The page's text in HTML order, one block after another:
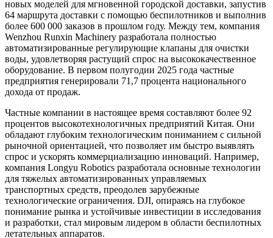
новых моделей для мгновенной городской доставки, запустив
64 маршрута доставки с помощью беспилотников и выполнив
более 600 000 заказов в прошлом году. Между тем, компания
Wenzhou Runxin Machinery разработала полностью
автоматизированные регулирующие клапаны для очистки
воды, удовлетворяя растущий спрос на высококачественное
оборудование. В первом полугодии 2025 года частные
предприятия генерировали 71,7 процента национального
дохода от продаж.
Частные компании в настоящее время составляют более 92
процентов высокотехнологичных предприятий Китая. Они
обладают глубоким технологическим пониманием с сильной
рыночной ориентацией, что позволяет им быстро выявлять
спрос и ускорять коммерциализацию инноваций. Например,
компания Longyu Robotics разработала основные технологии
для тяжелых автоматизированных управляемых
транспортных средств, преодолев зарубежные
технологические ограничения. DJI, опираясь на глубокое
понимание рынка и устойчивые инвестиции в исследования
и разработки, стал мировым лидером в области беспилотных
летательных аппаратов.